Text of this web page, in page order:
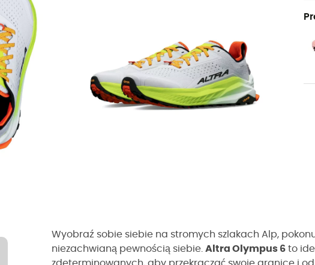
Wyobraź sobie siebie na stromych szlakach Alp,
niezachwianą pewnością siebie. Altra Olympus 6 to